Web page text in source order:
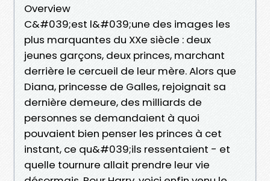
Overview
C&#039;est l&#039;une des images les
plus marquantes du XXe siècle : deux
jeunes garçons, deux princes, marchant
derrière le cercueil de leur mère. Alors que
Diana, princesse de Galles, rejoignait sa
dernière demeure, des milliards de
personnes se demandaient à quoi
pouvaient bien penser les princes à cet
instant, ce qu&#039;ils ressentaient - et
quelle tournure allait prendre leur vie